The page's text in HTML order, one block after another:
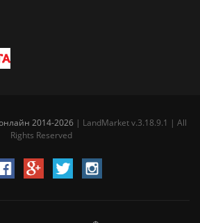
2014-2026 | LandMarket v.3.18.9.1 | All
Rights Reserved